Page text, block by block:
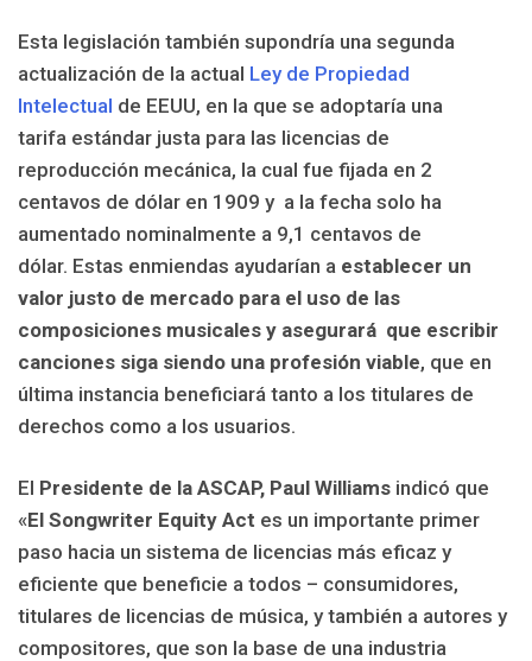
Esta legislación también supondría una segunda
actualización de la actual Ley de Propiedad
Intelectual de EEUU, en la que se adoptaría una
tarifa estándar justa para las licencias de
reproducción mecánica, la cual fue fijada en 2
centavos de dólar en 1909 y a la fecha solo ha
aumentado nominalmente a 9,1 centavos de
dólar. Estas enmiendas ayudarían a establecer un
valor justo de mercado para el uso de las
composiciones musicales y asegurará que escribir
canciones siga siendo una profesión viable, que en
última instancia beneficiará tanto a los titulares de
derechos como a los usuarios.
El Presidente de la ASCAP, Paul Williams indicó que
«El Songwriter Equity Act es un importante primer
paso hacia un sistema de licencias más eficaz y
eficiente que beneficie a todos – consumidores,
titulares de licencias de música, y también a autores y
compositores, que son la base de una industria